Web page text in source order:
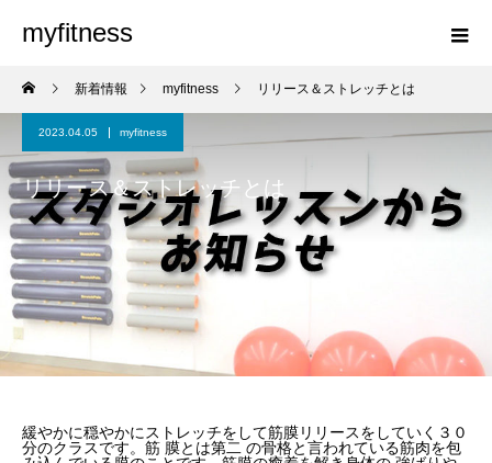
myfitness
新着情報 myfitness リリース＆ストレッチとは
2023.04.05 myfitness
リリース＆ストレッチとは
緩やかに穏やかにストレッチをして筋膜リリースをしていく３０
分のクラスです。筋 膜とは第二 の骨格と言われている筋肉を包